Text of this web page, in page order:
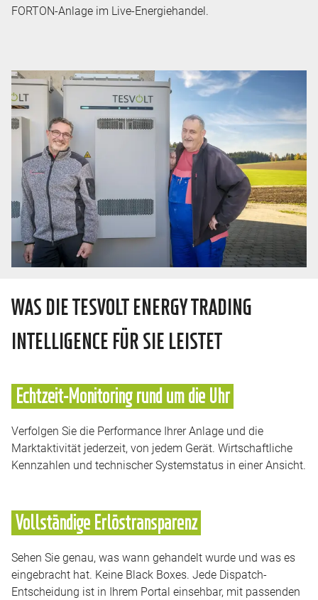
FORTON-Anlage im Live-Energiehandel.
WAS DIE TESVOLT ENERGY TRADING
INTELLIGENCE FÜR SIE LEISTET
Echtzeit-Monitoring rund um die Uhr
Verfolgen Sie die Performance Ihrer Anlage und die
Marktaktivität jederzeit, von jedem Gerät. Wirtschaftliche
Kennzahlen und technischer Systemstatus in einer Ansicht.
Vollständige Erlöstransparenz
Sehen Sie genau, was wann gehandelt wurde und was es
eingebracht hat. Keine Black Boxes. Jede Dispatch-
Entscheidung ist in Ihrem Portal einsehbar, mit passenden